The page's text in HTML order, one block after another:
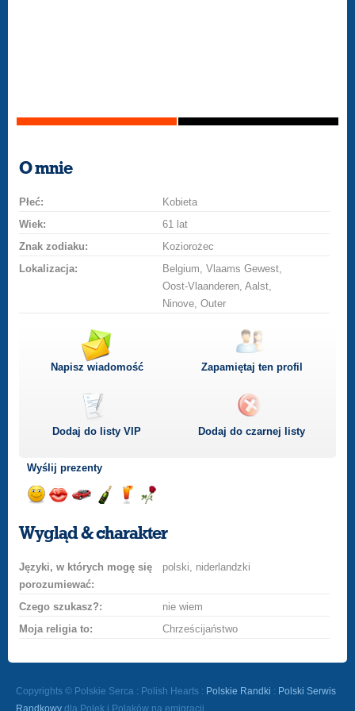
O mnie
Płeć:
Kobieta
Wiek:
61 lat
Znak zodiaku:
Koziorożec
Lokalizacja:
Belgium, Vlaams Gewest,
Oost-Vlaanderen, Aalst,
Ninove, Outer
Napisz wiadomość Zapamiętaj ten profil
Dodaj do listyVIP Dodaj do czarnej listy
Wyślij prezenty
uśmiech
buziakasamochodem
szampana
drinka
różę
Wygląd & charakter
Języki, w których mogę się
porozumiewać:
polski, niderlandzki
Czego szukasz?:
nie wiem
Moja religia to:
Chrześcijaństwo
Copyrights © Polskie Serca : Polish Hearts : Polskie Randki : Polski Serwis
Randkowy dla Polek i Polaków na emigracji.